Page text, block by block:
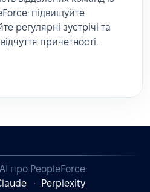
підвищуйте
регулярні зустрічі та
причетності.
про PeopleForce:
Perplexity